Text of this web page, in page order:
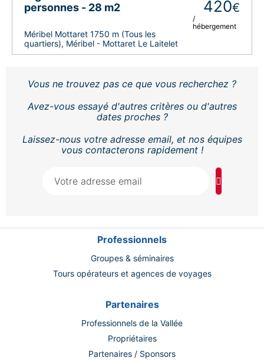
personnes - 28 m2
Méribel Mottaret 1750 m (Tous les
quartiers), Méribel - Mottaret Le Laitelet
420€
/
hébergement
Vous ne trouvez pas ce que vous recherchez ?
Avez-vous essayé d'autres critères ou d'autres
dates proches ?
Laissez-nous votre adresse email, et nos équipes
vous contacterons rapidement !
Professionnels
Groupes & séminaires
Tours opérateurs et agences de voyages
Partenaires
Professionnels de la Vallée
Propriétaires
Partenaires / Sponsors